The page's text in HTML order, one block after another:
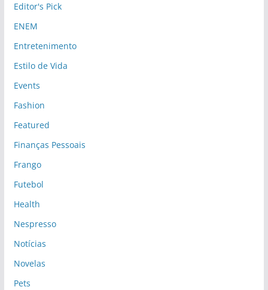
Editor's Pick
ENEM
Entretenimento
Estilo de Vida
Events
Fashion
Featured
Finanças Pessoais
Frango
Futebol
Health
Nespresso
Notícias
Novelas
Pets